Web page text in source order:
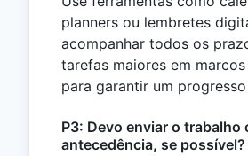
planners ou lembretes
acompanhar todos os
tarefas maiores em
para garantir um
P3: Devo enviar o trabalho
antecedência, se possível?